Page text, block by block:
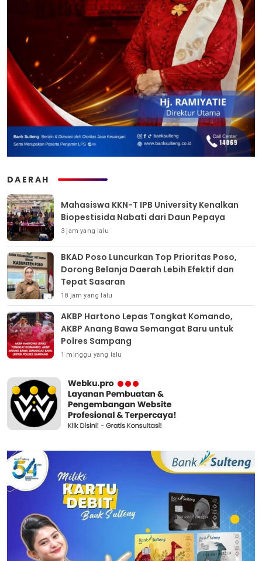
DAERAH
Mahasiswa KKN-T IPB University Kenalkan
Biopestisida Nabati dari Daun Pepaya
3 jam yang lalu
BKAD Poso Luncurkan Top Prioritas Poso,
Dorong Belanja Daerah Lebih Efektif dan
Tepat Sasaran
18 jam yang lalu
AKBP Hartono Lepas Tongkat Komando,
AKBP Anang Bawa Semangat Baru untuk
Polres Sampang
1 minggu yang lalu